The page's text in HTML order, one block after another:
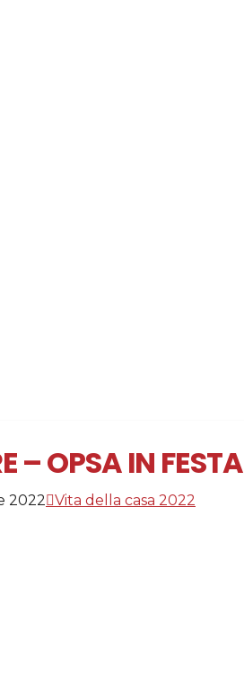
– OPSA IN
2022 Vita della casa 2022